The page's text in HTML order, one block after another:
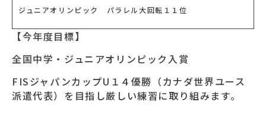
ジュニアオリンピック パラレル大回転１１位
【今年度目標】
全国中学・ジュニアオリンピック入賞
FISジャパンカップU１４優勝（カナダ世界ユース
派遣代表）を目指し厳しい練習に取り組みます。